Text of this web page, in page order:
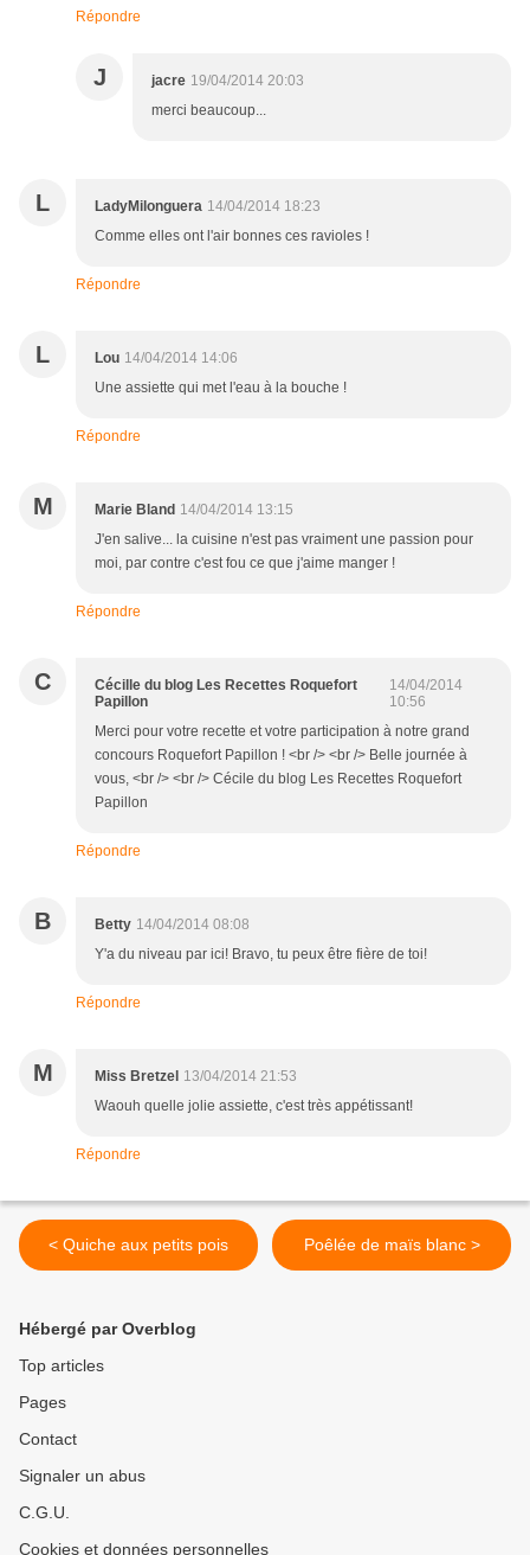
Répondre
J jacre 19/04/2014 20:03
merci beaucoup...
L LadyMilonguera 14/04/2014 18:23
Comme elles ont l'air bonnes ces ravioles !
Répondre
L Lou 14/04/2014 14:06
Une assiette qui met l'eau à la bouche !
Répondre
M Marie Bland 14/04/2014 13:15
J'en salive... la cuisine n'est pas vraiment une passion pour
moi, par contre c'est fou ce que j'aime manger !
Répondre
C
Cécille du blog Les Recettes Roquefort
Papillon
14/04/2014
10:56
Merci pour votre recette et votre participation à notre grand
concours Roquefort Papillon ! <br /> <br /> Belle journée à
vous, <br /> <br /> Cécile du blog Les Recettes Roquefort
Papillon
Répondre
B Betty 14/04/2014 08:08
Y'a du niveau par ici! Bravo, tu peux être fière de toi!
Répondre
M Miss Bretzel 13/04/2014 21:53
Waouh quelle jolie assiette, c'est très appétissant!
Répondre
< Quiche aux petits pois Poêlée de maïs blanc >
Hébergé par Overblog
Top articles
Pages
Contact
Signaler un abus
C.G.U.
Cookies et données personnelles